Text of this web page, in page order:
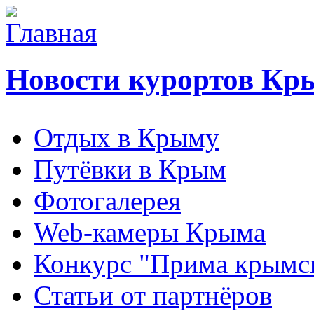
Новости курортов
Отдых в Крыму
Путёвки в Крым
Фотогалерея
Web-камеры Крыма
Конкурс "Прима
Статьи от партнёров